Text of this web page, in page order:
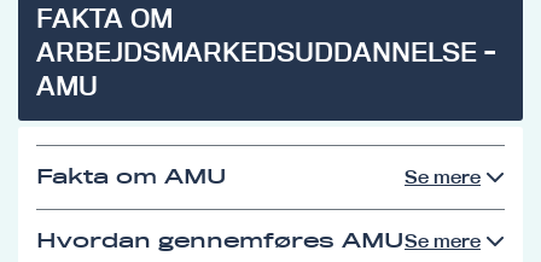
FAKTA OM
ARBEJDSMARKEDSUDDANNELSE -
AMU
Fakta om AMU Se mere
Hvordan gennemføres AMUSe mere